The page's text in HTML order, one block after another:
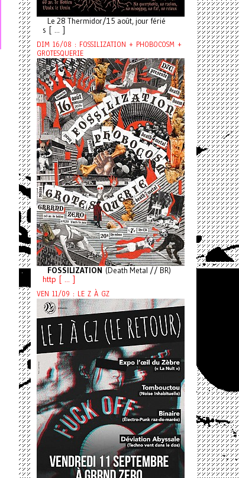
Le 28 Thermidor/15 août, jour férié
s [ ... ]
DIM 16/08 : FOSSILIZATION + PHOBOCOSM +
GROTESQUERIE
FOSSILIZATION (Death Metal // BR)
http [ ... ]
VEN 11/09 : LE Z À GZ